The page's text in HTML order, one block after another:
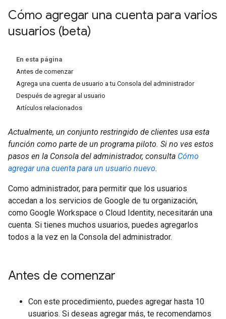
Cómo agregar una cuenta para varios
usuarios (beta)
En esta página
Antes de comenzar
Agrega una cuenta de usuario a tu Consola del administrador
Después de agregar al usuario
Artículos relacionados
Actualmente, un conjunto restringido de clientes usa esta
función como parte de un programa piloto. Si no ves estos
pasos en la Consola del administrador, consulta Cómo
agregar una cuenta para un usuario nuevo.
Como administrador, para permitir que los usuarios
accedan a los servicios de Google de tu organización,
como Google Workspace o Cloud Identity, necesitarán una
cuenta. Si tienes muchos usuarios, puedes agregarlos
todos a la vez en la Consola del administrador.
Antes de comenzar
Con este procedimiento, puedes agregar hasta 10
usuarios. Si deseas agregar más, te recomendamos